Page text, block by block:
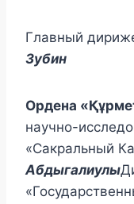
Главный
Зубин
Ордена
научно-
«Сакральный
Абдыгалиулы